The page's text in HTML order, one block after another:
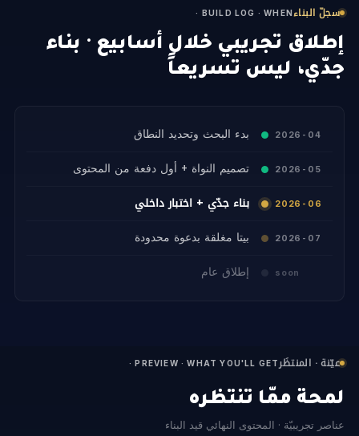
سجلّ البناء· BUILD LOG · WHEN
إطلاق تجريبي خلال أسابيع · بناء
جدّي، ليس تسريعاً
2026-04 بدء البحث وتحديد النطاق
2026-05 تصميم النواة + أول دفعة من المحتوى
2026-06 بناء جدّي + اختبار داخلي
2026-07 بيتا مغلقة بدعوة محدودة
soon إطلاق عام
عيّنة · المنتظَر· PREVIEW · WHAT YOU'LL GET
لمحة ممّا تنتظره
عناصر تجريبيّة · المحتوى النهائي قيد البناء